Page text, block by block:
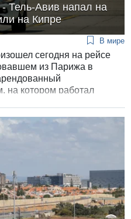
Тель-Авив напал на
на Кипре
В мире
сегодня на рейсе
из Парижа в
на котором работал